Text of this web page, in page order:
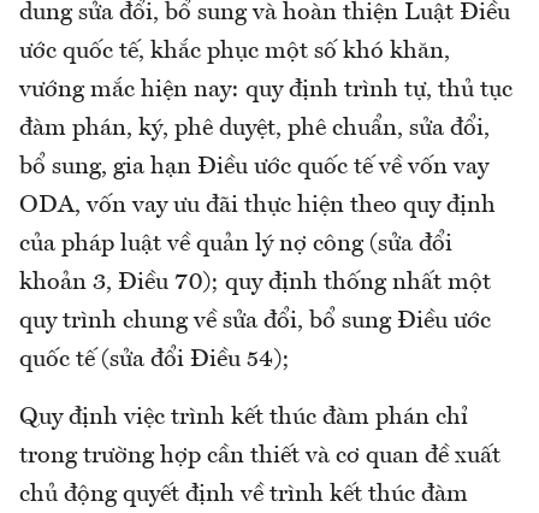
dung sửa đổi, bổ sung và hoàn thiện Luật Điều
ước quốc tế, khắc phục một số khó khăn,
vướng mắc hiện nay: quy định trình tự, thủ tục
đàm phán, ký, phê duyệt, phê chuẩn, sửa đổi,
bổ sung, gia hạn Điều ước quốc tế về vốn vay
ODA, vốn vay ưu đãi thực hiện theo quy định
của pháp luật về quản lý nợ công (sửa đổi
khoản 3, Điều 70); quy định thống nhất một
quy trình chung về sửa đổi, bổ sung Điều ước
quốc tế (sửa đổi Điều 54);
Quy định việc trình kết thúc đàm phán chỉ
trong trường hợp cần thiết và cơ quan đề xuất
chủ động quyết định về trình kết thúc đàm